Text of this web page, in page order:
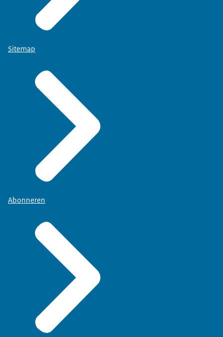
Sitemap
Abonneren